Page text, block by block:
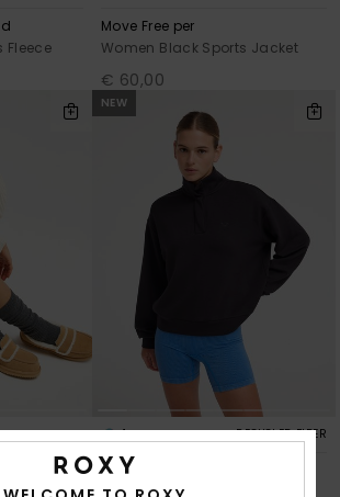
Fleece
Move Free per
Women Black Sports Jacket
€ 60,00
Loafers
NEW
4 RECYCLED FIBER
Rise & Vibe Sweet
Women Black Sweatshirt